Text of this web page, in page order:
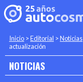
Inicio >Editorial >Noticias
actualización
NOTICIAS